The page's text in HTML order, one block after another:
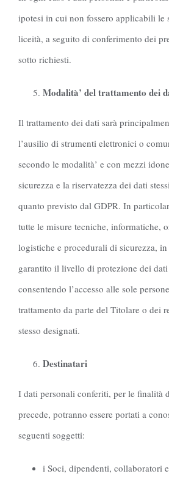
ipotesi in cui non fossero applicabili le
liceità, a seguito di conferimento dei
sotto richiesti.
Modalità’ del trattamento dei
Il trattamento dei dati sarà
l’ausilio di strumenti elettronici o
secondo le modalità’ e con mezzi
sicurezza e la riservatezza dei dati
quanto previsto dal GDPR. In
tutte le misure tecniche, informatiche,
logistiche e procedurali di sicurezza,
garantito il livello di protezione dei
consentendo l’accesso alle sole
trattamento da parte del Titolare o dei
stesso designati.
Destinatari
I dati personali conferiti, per le finalità
precede, potranno essere portati a
seguenti soggetti:
i Soci, dipendenti, collaboratori